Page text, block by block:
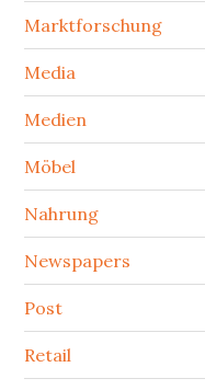
Marktforschung
Media
Medien
Möbel
Nahrung
Newspapers
Post
Retail